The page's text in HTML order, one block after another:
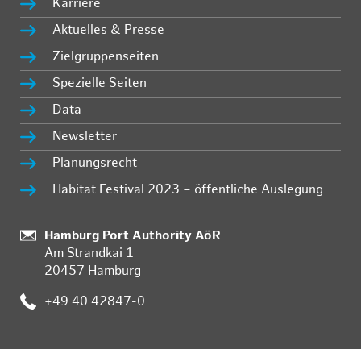
Karriere
Aktuelles & Presse
Zielgruppenseiten
Spezielle Seiten
Data
Newsletter
Planungsrecht
Habitat Festival 2023 – öffentliche Auslegung
:
Hamburg Port Authority AöR
Am Strandkai 1
20457 Hamburg
: +49 40 42847-0